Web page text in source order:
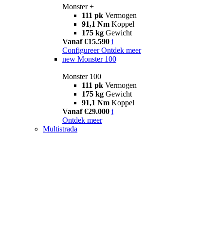
Monster +
111 pk Vermogen
91,1 Nm Koppel
175 kg Gewicht
Vanaf €15.590 i
Configureer Ontdek meer
new Monster 100
Monster 100
111 pk Vermogen
175 kg Gewicht
91,1 Nm Koppel
Vanaf €29.000 i
Ontdek meer
Multistrada